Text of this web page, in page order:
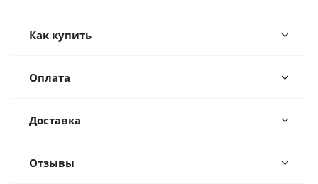
Как купить
Оплата
Доставка
Отзывы